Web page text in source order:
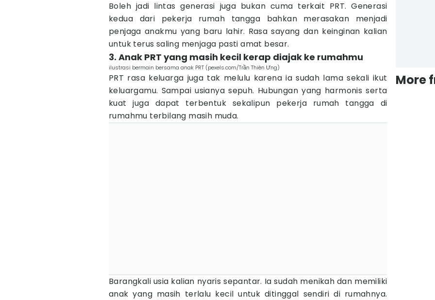
Boleh jadi lintas generasi juga bukan cuma terkait PRT. Generasi
kedua dari pekerja rumah tangga bahkan merasakan menjadi
penjaga anakmu yang baru lahir. Rasa sayang dan keinginan kalian
untuk terus saling menjaga pasti amat besar.
3. Anak PRT yang masih kecil kerap diajak ke rumahmu
ilustrasi bermain bersama anak PRT (pexels.com/Trần Thiên Ưng)
PRT rasa keluarga juga tak melulu karena ia sudah lama sekali ikut
keluargamu. Sampai usianya sepuh. Hubungan yang harmonis serta
kuat juga dapat terbentuk sekalipun pekerja rumah tangga di
rumahmu terbilang masih muda.
Barangkali usia kalian nyaris sepantar. Ia sudah menikah dan memiliki
anak yang masih terlalu kecil untuk ditinggal sendiri di rumahnya.
More